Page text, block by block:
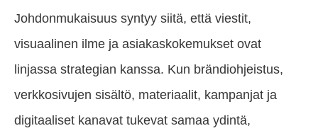
Johdonmukaisuus syntyy siitä, että viestit,
visuaalinen ilme ja asiakaskokemukset ovat
linjassa strategian kanssa. Kun brändiohjeistus,
verkkosivujen sisältö, materiaalit, kampanjat ja
digitaaliset kanavat tukevat samaa ydintä,